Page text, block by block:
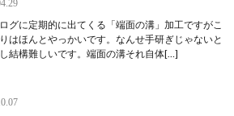
グに定期的に出てくる「端面の溝」加工ですがこ
はほんとやっかいです。なんせ手研ぎじゃないと
結構難しいです。端面の溝それ自体[…]